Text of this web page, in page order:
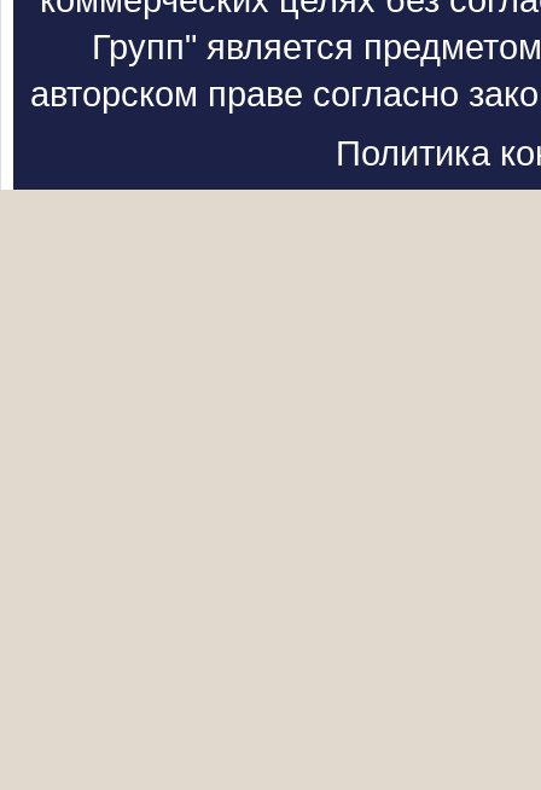
Групп" является
авторском праве согласно
Политика